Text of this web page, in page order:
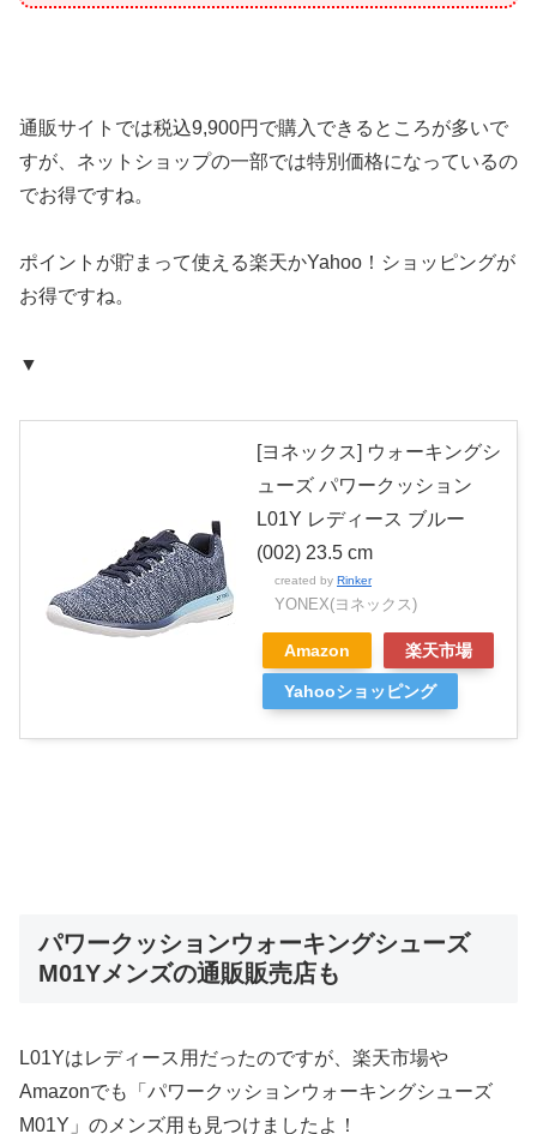
通販サイトでは税込9,900円で購入できるところが多いで
すが、ネットショップの一部では特別価格になっているの
でお得ですね。
ポイントが貯まって使える楽天かYahoo！ショッピングが
お得ですね。
▼
[ヨネックス] ウォーキングシ
ューズ パワークッション
L01Y レディース ブルー
(002) 23.5 cm
created by Rinker
YONEX(ヨネックス)
Amazon 楽天市場
Yahooショッピング
パワークッションウォーキングシューズ
M01Yメンズの通販販売店も
L01Yはレディース用だったのですが、楽天市場や
Amazonでも「パワークッションウォーキングシューズ
M01Y」のメンズ用も見つけましたよ！